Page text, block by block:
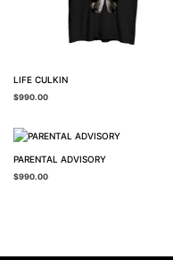
LIFE CULKIN
$990.00
PARENTAL ADVISORY
$990.00